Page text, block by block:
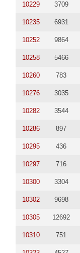
10229 3709
10235 6931
10252 9864
10258 5466
10260 783
10276 3035
10282 3544
10286 897
10295 436
10297 716
10300 3304
10302 9698
10305 12692
10310 751